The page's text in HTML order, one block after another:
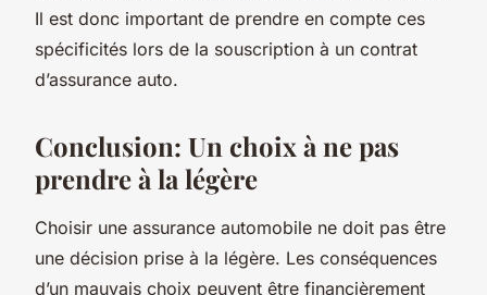
Il est donc important de prendre en compte ces
spécificités lors de la souscription à un contrat
d’assurance auto.
Conclusion: Un choix à ne pas
prendre à la légère
Choisir une assurance automobile ne doit pas être
une décision prise à la légère. Les conséquences
d’un mauvais choix peuvent être financièrement